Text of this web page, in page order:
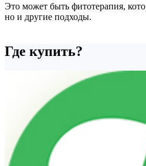
Это может быть фитотерапия,
но и другие подходы.
Где купить?